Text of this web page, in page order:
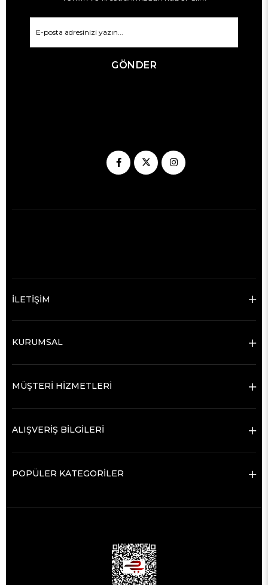
GÖNDER
İLETİŞİM
KURUMSAL
MÜŞTERİ HİZMETLERİ
ALIŞVERİŞ BİLGİLERİ
POPÜLER KATEGORİLER